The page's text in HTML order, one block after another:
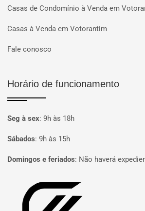
Casas de Condomínio à Venda em
Casas à Venda em Votorantim
Fale conosco
Horário de funcionamento
Seg à sex: 9h às 18h
Sábados: 9h às 15h
Domingos e feriados: Não haverá
Página inicial